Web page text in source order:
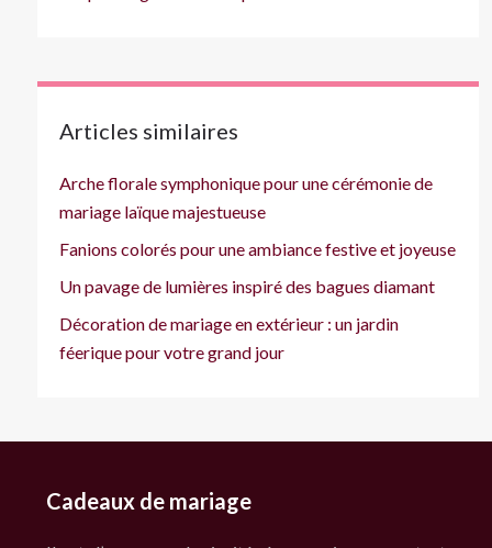
Articles similaires
Arche florale symphonique pour une cérémonie de
mariage laïque majestueuse
Fanions colorés pour une ambiance festive et joyeuse
Un pavage de lumières inspiré des bagues diamant
Décoration de mariage en extérieur : un jardin
féerique pour votre grand jour
Cadeaux de mariage